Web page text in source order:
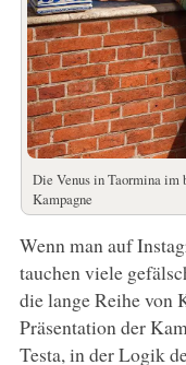
Die Venus in Taormina im
Kampagne
Wenn man auf
tauchen viele
die lange Reihe von
Präsentation der
Testa, in der Logik